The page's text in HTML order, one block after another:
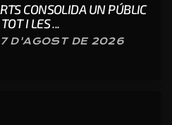
CONSOLIDA UN PÚBLIC
I LES ...
7 D'AGOST DE 2026